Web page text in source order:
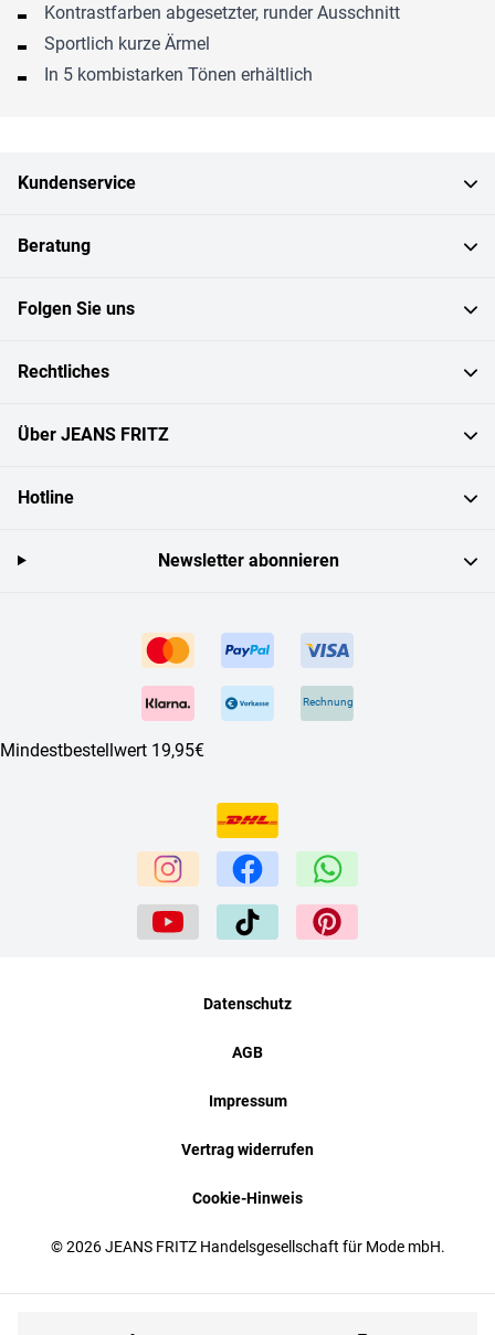
Kontrastfarben abgesetzter, runder Ausschnitt
Sportlich kurze Ärmel
In 5 kombistarken Tönen erhältlich
Kundenservice
Beratung
Folgen Sie uns
Rechtliches
Über JEANS FRITZ
Hotline
Rechnung
Mindestbestellwert 19,95€
Newsletter abonnieren
© 2026 JEANS FRITZ Handelsgesellschaft für Mode mbH.
Datenschutz
AGB
Impressum
Vertrag widerrufen
Cookie-Hinweis